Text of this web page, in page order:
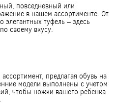
повседневный или
в нашем ассортименте. От
элегантных туфель – здесь
своему вкусу.
предлагая обувь на
модели выполнены с учетом
чтобы ножки вашего ребенка